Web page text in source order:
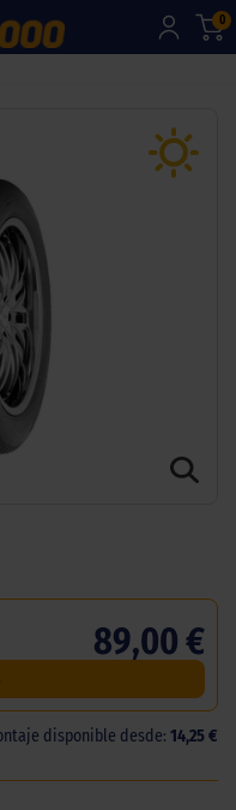
0
89,00 €
disponible desde: 14,25 €